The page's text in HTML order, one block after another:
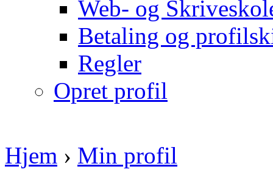
Web- og
Betaling og
Regler
Opret profil
Hjem › Min profil